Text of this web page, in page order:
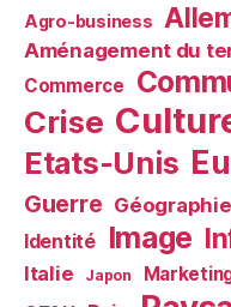
Agro-business
Aménagement du
Commerce
Crise
Etats-Unis
Guerre Géographie
Identité Image
Italie Japon